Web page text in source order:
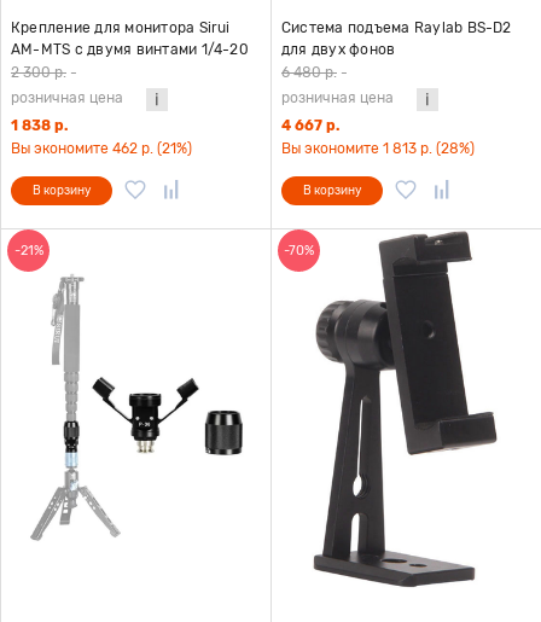
Крепление для монитора Sirui
AM-MTS с двумя винтами 1/4-20
2 300 р. -
розничная цена
1 838 р.
Вы экономите 462 р. (21%)
В корзину
Система подъема Raylab BS-D2
для двух фонов
6 480 р. -
розничная цена
4 667 р.
Вы экономите 1 813 р. (28%)
В корзину
-21% -70%